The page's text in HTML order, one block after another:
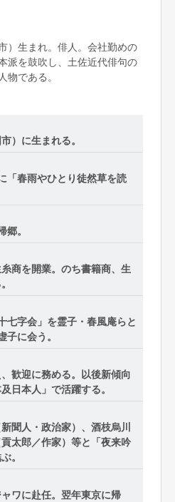
）生まれ。俳人。会社勤めの
派を鼓吹し、土佐近代俳句の
物である。
）に生まれる。
「春雨やひとり徒然草を読
郷。
商を開業。のち書籍商、生
七字会」を霊子・春風庵らと
子に会う。
歓迎に務める。以後新傾向
日本人」で活躍する。
聞人・政治家）、酒枝烏川
貢太郎／作家）等と「夜来吟
。
ワに赴任。翌年東京に帰